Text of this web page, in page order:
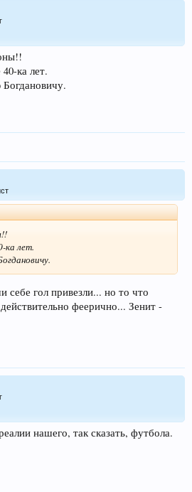
ка лет.
ка лет.
себе гол привезли... но то что
феерично... Зенит -
нашего, так сказать, футбола.